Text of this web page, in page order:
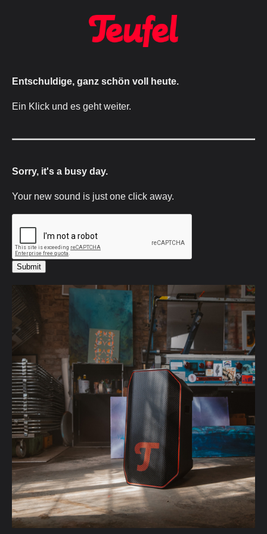
Entschuldige, ganz schön voll heute.
Ein Klick und es geht weiter.
Sorry, it's a busy day.
Your new sound is just one click away.